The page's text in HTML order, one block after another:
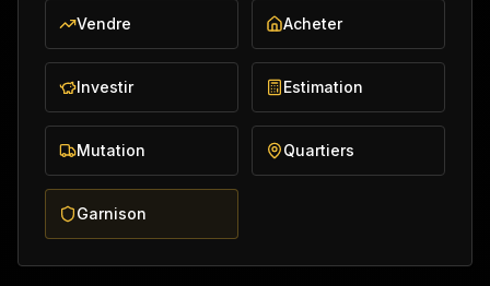
Vendre Acheter
Investir Estimation
Mutation Quartiers
Garnison